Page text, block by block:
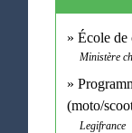
École de
Ministère
(moto/
Legifrance